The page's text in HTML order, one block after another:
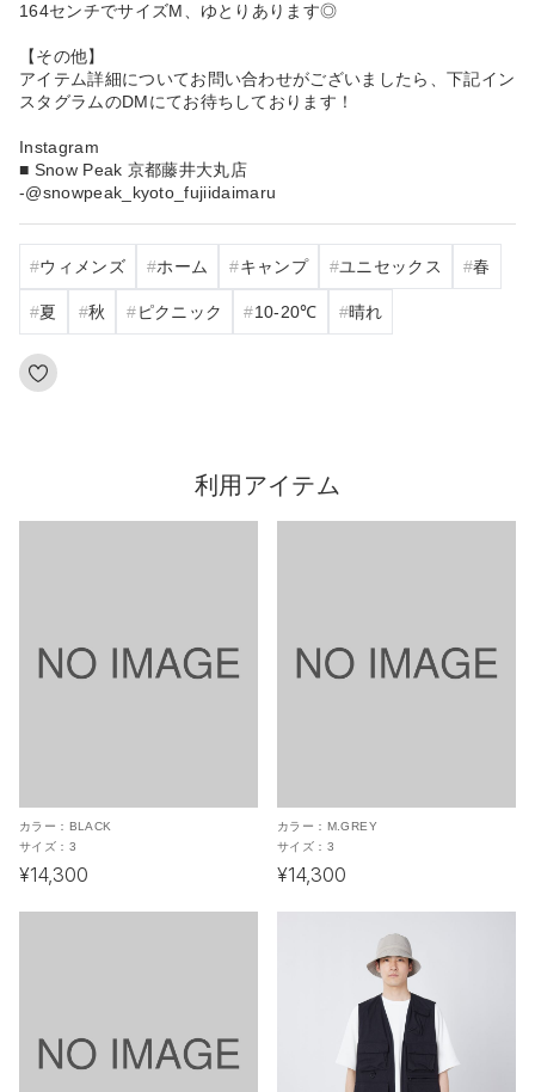
164センチでサイズM、ゆとりあります◎
【その他】
アイテム詳細についてお問い合わせがございましたら、下記イン
スタグラムのDMにてお待ちしております！
Instagram
■ Snow Peak 京都藤井大丸店
-@snowpeak_kyoto_fujiidaimaru
ウィメンズ ホーム キャンプ ユニセックス 春
夏 秋 ピクニック 10‐20℃ 晴れ
利用アイテム
カラー： BLACK
サイズ： 3
¥14,300
カラー： M.GREY
サイズ： 3
¥14,300